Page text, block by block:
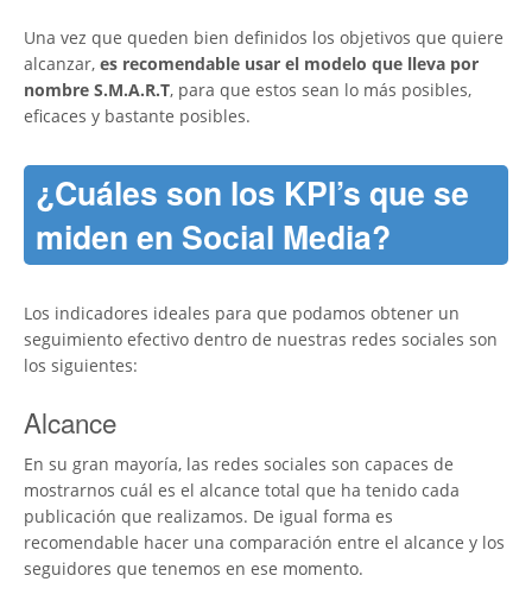
Una vez que queden bien definidos los objetivos que quiere
alcanzar, es recomendable usar el modelo que lleva por
nombre S.M.A.R.T, para que estos sean lo más posibles,
eficaces y bastante posibles.
¿Cuáles son los KPI’s que se
miden en Social Media?
Los indicadores ideales para que podamos obtener un
seguimiento efectivo dentro de nuestras redes sociales son
los siguientes:
Alcance
En su gran mayoría, las redes sociales son capaces de
mostrarnos cuál es el alcance total que ha tenido cada
publicación que realizamos. De igual forma es
recomendable hacer una comparación entre el alcance y los
seguidores que tenemos en ese momento.